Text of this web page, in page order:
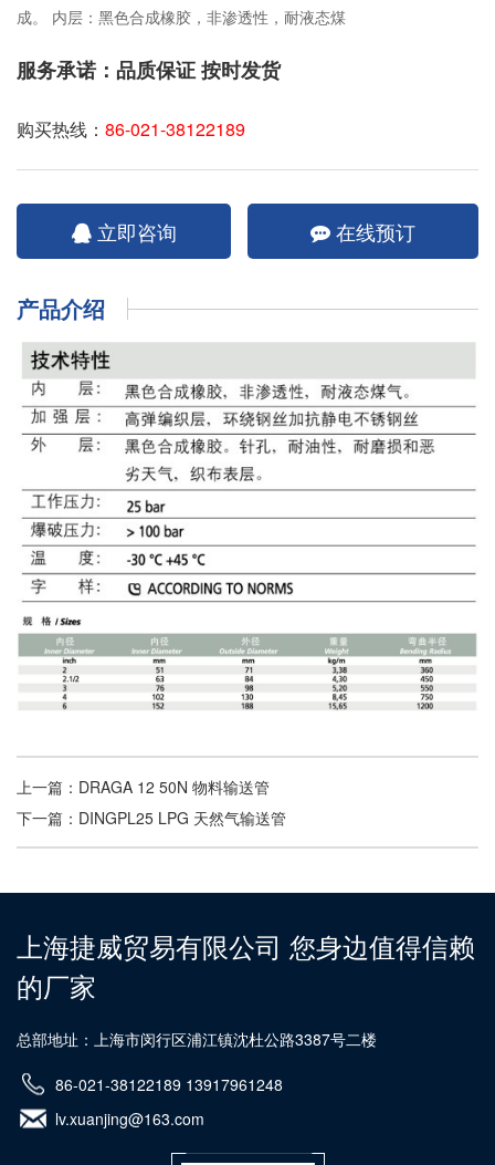
成。 内层：黑色合成橡胶，非渗透性，耐液态煤
服务承诺：品质保证 按时发货
购买热线： 86-021-38122189
立即咨询 在线预订
产品介绍
上一篇： DRAGA 12 50N 物料输送管
下一篇： DINGPL25 LPG 天然气输送管
上海捷威贸易有限公司 您身边值得信赖
的厂家
总部地址：上海市闵行区浦江镇沈杜公路3387号二楼
86-021-38122189 13917961248
lv.xuanjing@163.com